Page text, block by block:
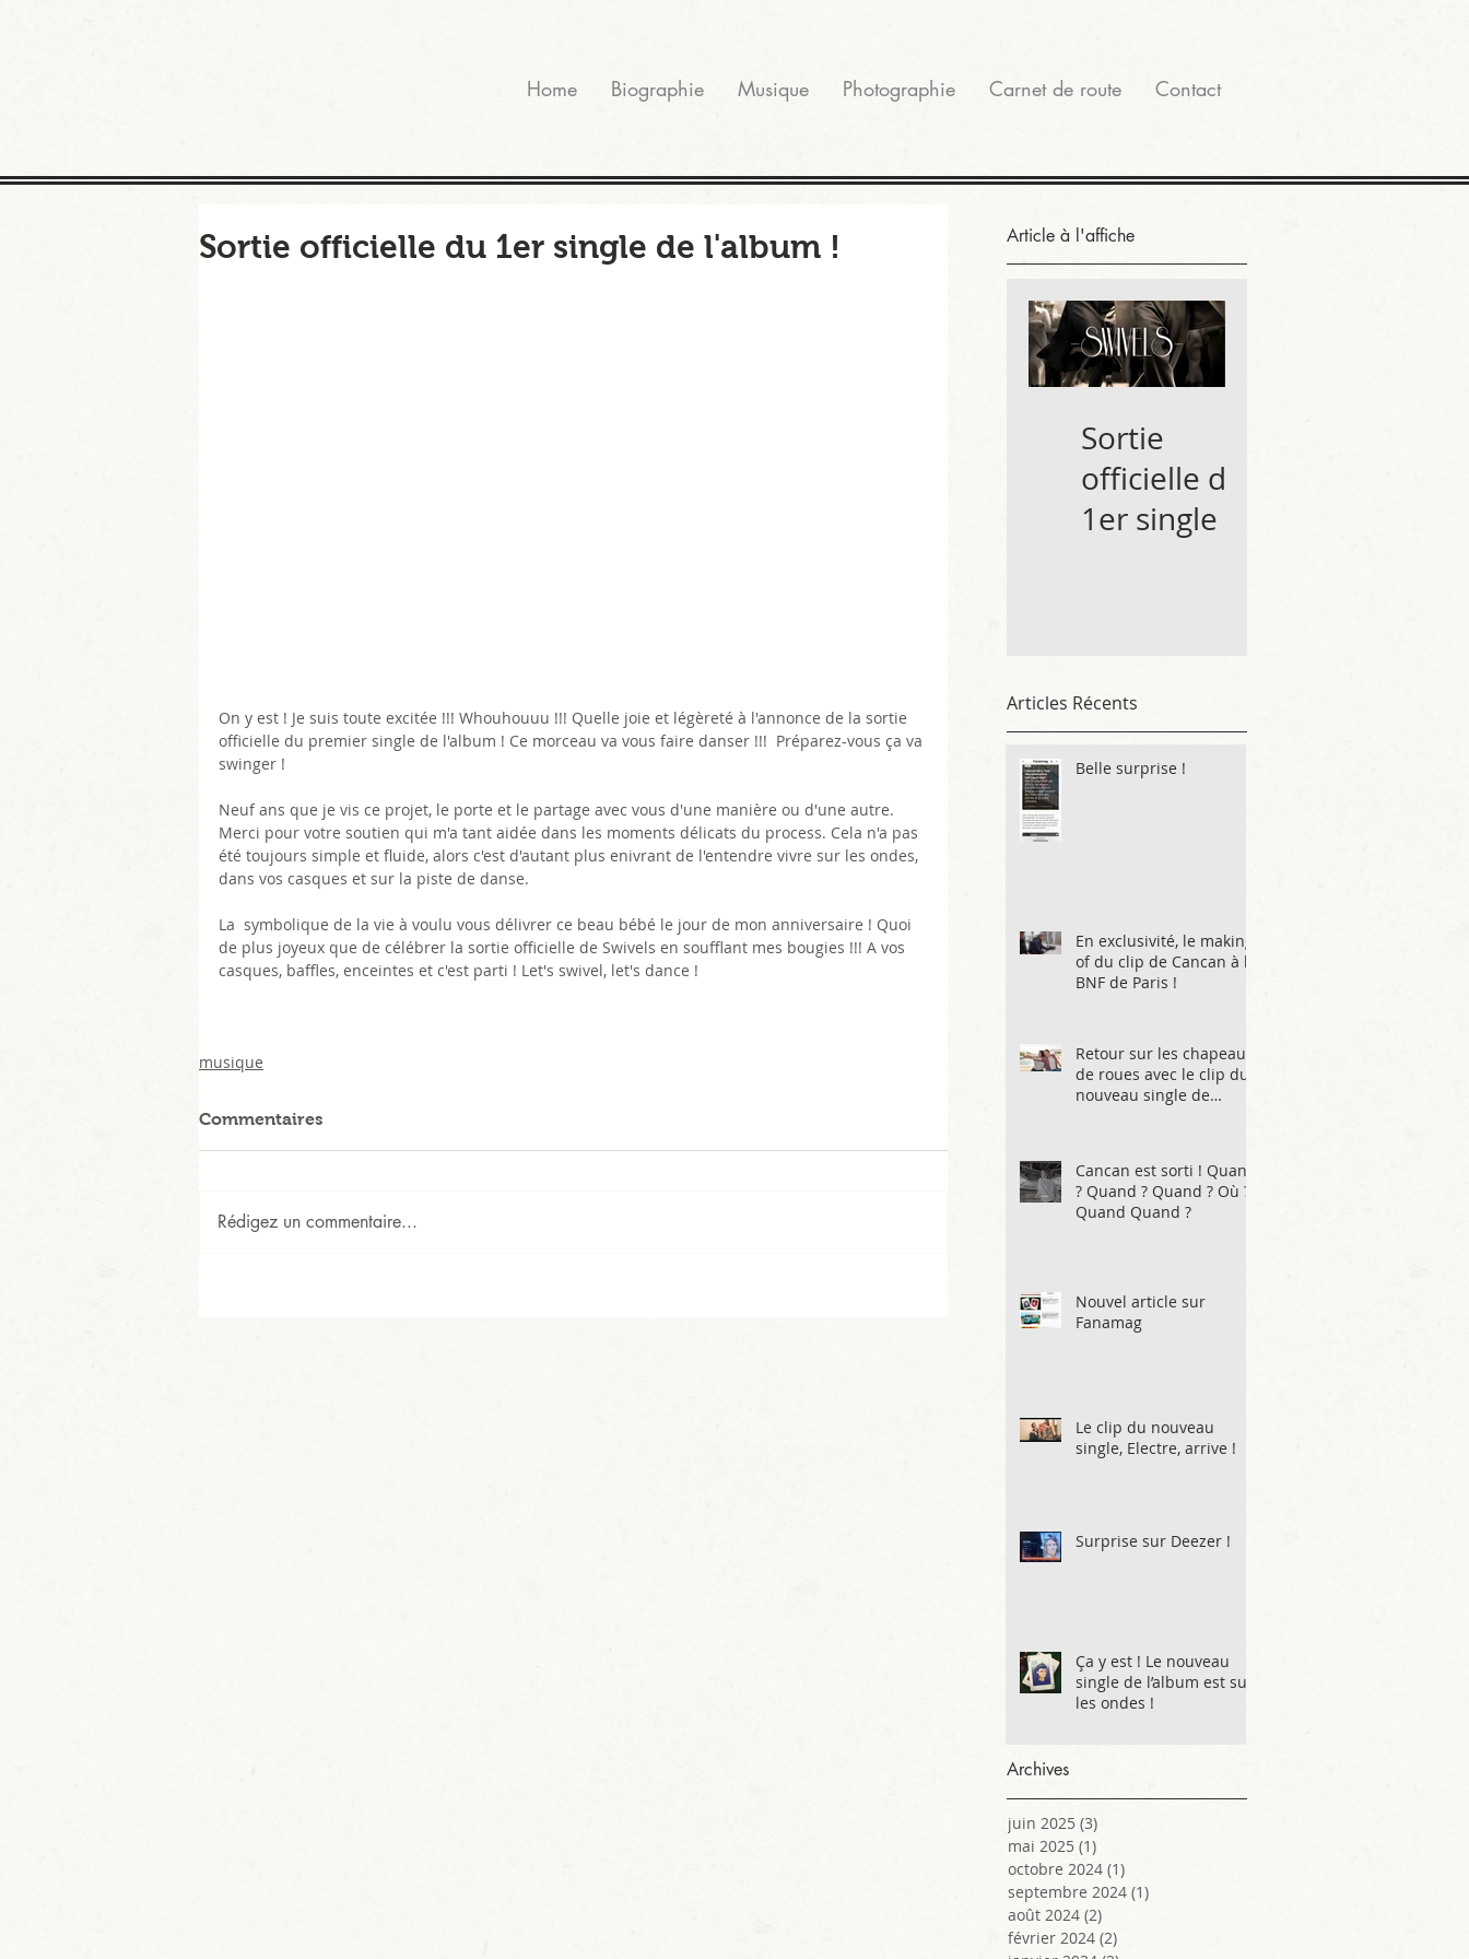
Home Biographie Musique Photographie Carnet de route Contact
Sortie officielle du 1er single de l'album !
On y est ! Je suis toute excitée !!! Whouhouuu !!! Quelle joie et légèreté à l'annonce de la sortie
officielle du premier single de l'album ! Ce morceau va vous faire danser !!!  Préparez-vous ça va
swinger !
Neuf ans que je vis ce projet, le porte et le partage avec vous d'une manière ou d'une autre.
Merci pour votre soutien qui m'a tant aidée dans les moments délicats du process. Cela n'a pas
été toujours simple et fluide, alors c'est d'autant plus enivrant de l'entendre vivre sur les ondes,
dans vos casques et sur la piste de danse.
La  symbolique de la vie à voulu vous délivrer ce beau bébé le jour de mon anniversaire ! Quoi
de plus joyeux que de célébrer la sortie officielle de Swivels en soufflant mes bougies !!! A vos
casques, baffles, enceintes et c'est parti ! Let's swivel, let's dance !
musique
Commentaires
Rédigez un commentaire...
Article à l'affiche
Sortie
officielle du
1er single de
Articles Récents
Belle surprise !
En exclusivité, le making-
of du clip de Cancan à la
BNF de Paris !
Retour sur les chapeaux
de roues avec le clip du
nouveau single de
Cancan est sorti ! Quand
? Quand ? Quand ? Où ?
Quand Quand ?
Nouvel article sur
Fanamag
Le clip du nouveau
single, Electre, arrive !
Surprise sur Deezer !
Ça y est ! Le nouveau
single de l’album est sur
les ondes !
Archives
juin 2025 (3)
mai 2025 (1)
octobre 2024 (1)
septembre 2024 (1)
août 2024 (2)
février 2024 (2)